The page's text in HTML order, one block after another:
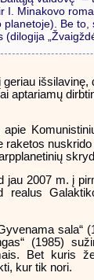
I. Minakovo
Be
aptariamų
2007 m. į
sala“
(1985)
Bet kuris
kur tik nori.